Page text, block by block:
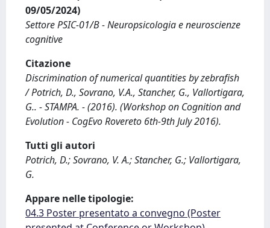
09/05/2024)
Settore PSIC-01/B - Neuropsicologia e neuroscienze
cognitive
Citazione
Discrimination of numerical quantities by zebrafish
/ Potrich, D., Sovrano, V.A., Stancher, G., Vallortigara,
G.. - STAMPA. - (2016). (Workshop on Cognition and
Evolution - CogEvo Rovereto 6th-9th July 2016).
Tutti gli autori
Potrich, D.; Sovrano, V. A.; Stancher, G.; Vallortigara,
G.
Appare nelle tipologie:
04.3 Poster presentato a convegno (Poster